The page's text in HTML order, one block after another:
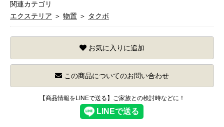
関連カテゴリ
エクステリア ＞ 物置 ＞ タクボ
お気に入りに追加
この商品についてのお問い合わせ
【商品情報をLINEで送る】ご家族との検討時などに！